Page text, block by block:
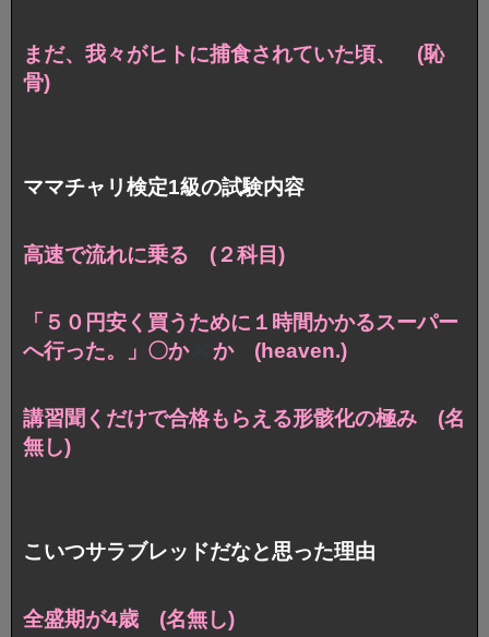
まだ、我々がヒトに捕食されていた頃、 (恥
骨)
ママチャリ検定1級の試験内容
高速で流れに乗る (２科目)
「５０円安く買うために１時間かかるスーパー
へ行った。」〇か
か (heaven.)
講習聞くだけで合格もらえる形骸化の極み (名
無し)
こいつサラブレッドだなと思った理由
全盛期が4歳 (名無し)